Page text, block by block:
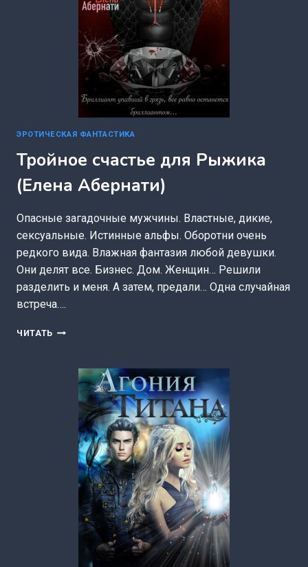
ЭРОТИЧЕСКАЯ ФАНТАСТИКА
Тройное счастье для Рыжика
(Елена Абернати)
Опасные загадочные мужчины. Властные, дикие,
сексуальные. Истинные альфы. Оборотни очень
редкого вида. Влажная фантазия любой девушки.
Они делят все. Бизнес. Дом. Женщин… Решили
разделить и меня. А затем, предали… Одна случайная
встреча….
ЧИТАТЬ ТРОЙНОЕ
РЫЖИКА
(ЕЛЕНА
АБЕРНАТИ)